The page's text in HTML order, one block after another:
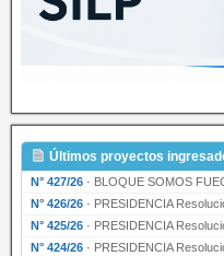
Últimos proyectos
N° 427/26 · BLOQUE SOMOS FUEGUINOS
N° 426/26 · PRESIDENCIA Resolución de
N° 425/26 · PRESIDENCIA Resolución de
N° 424/26 · PRESIDENCIA Resolución de